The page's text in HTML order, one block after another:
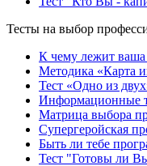
Тесты на выбор
К чему лежит
Методика «Карта
Тест «Одно из
Информационные
Матрица выбора
Супергеройская
Быть ли тебе
Тест "Готовы ли